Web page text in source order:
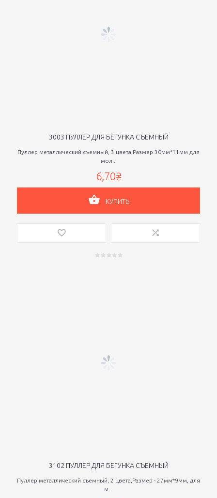
3003 ПУЛЛЕР ДЛЯ БЕГУНКА СЪЕМНЫЙ
Пуллер металлический съемный, 3 цвета,Размер 30мм*11мм для
мол...
6,70₴
КУПИТЬ
3102 ПУЛЛЕР ДЛЯ БЕГУНКА СЪЕМНЫЙ
Пуллер металлический съемный, 2 цвета,Размер - 27мм*9мм, для
м...